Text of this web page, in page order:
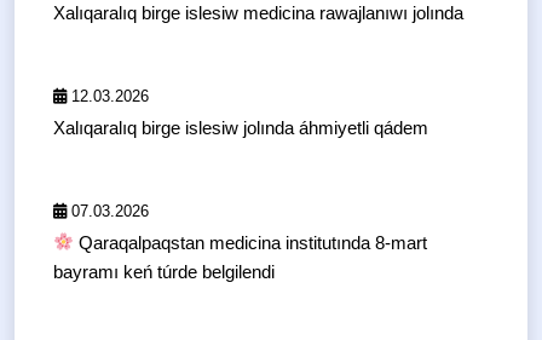
Xalıqaralıq birge islesiw medicina rawajlanıwı jolında
12.03.2026
Xalıqaralıq birge islesiw jolında áhmiyetli qádem
07.03.2026
Qaraqalpaqstan medicina institutında 8-mart
bayramı keń túrde belgilendi